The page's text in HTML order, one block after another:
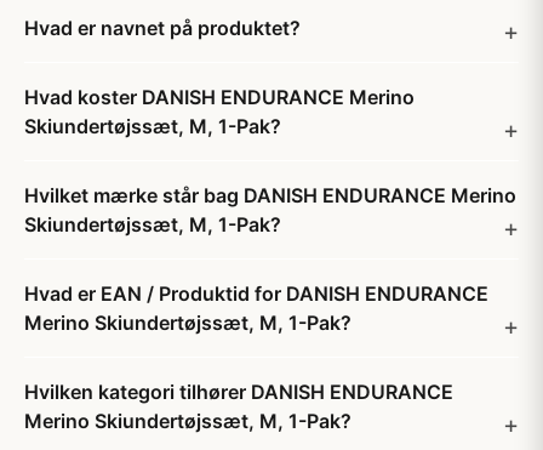
Hvad er navnet på produktet?
Hvad koster DANISH ENDURANCE Merino
Skiundertøjssæt, M, 1-Pak?
Hvilket mærke står bag DANISH ENDURANCE Merino
Skiundertøjssæt, M, 1-Pak?
Hvad er EAN / Produktid for DANISH ENDURANCE
Merino Skiundertøjssæt, M, 1-Pak?
Hvilken kategori tilhører DANISH ENDURANCE
Merino Skiundertøjssæt, M, 1-Pak?